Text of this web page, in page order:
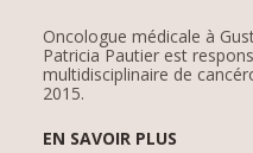
Oncologue médicale à
Patricia Pautier est
multidisciplinaire de
2015.
EN SAVOIR PLUS